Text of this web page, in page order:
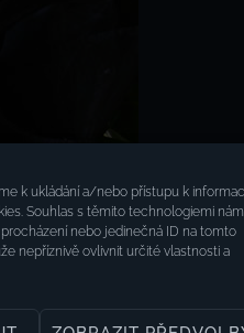
k ukládání a/nebo přístupu k
Souhlas s těmito technologiemi nám
nebo jedinečná ID na tomto
nepříznivě ovlivnit určité vlastnosti a